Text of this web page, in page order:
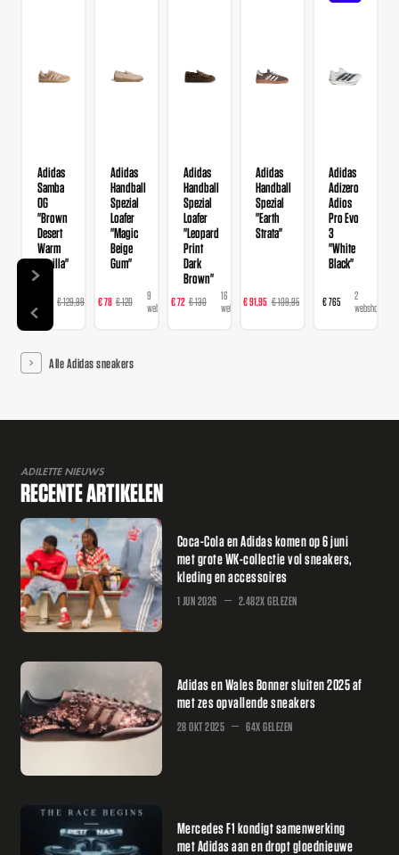
Adidas
Samba
OG
"Brown
Desert
Warm
Vanilla"
€ 129,99
14
webshops
Adidas
Handball
Spezial
Loafer
"Magic
Beige
Gum"
€ 78 € 120
9
webshops
Adidas
Handball
Spezial
Loafer
"Leopard
Print
Dark
Brown"
€ 72 € 130
16
webshops
Adidas
Handball
Spezial
"Earth
Strata"
€ 91,95 € 109,95
webshops
Adidas
Adizero
Adios
Pro Evo
3
"White
Black"
€ 765
2
webshops
Alle Adidas sneakers
ADILETTE NIEUWS
RECENTE ARTIKELEN
Coca-Cola en Adidas komen op 6 juni
met grote WK-collectie vol sneakers,
kleding en accessoires
1 JUN 2026 2.482X GELEZEN
Adidas en Wales Bonner sluiten 2025 af
met zes opvallende sneakers
28 OKT 2025 64X GELEZEN
Mercedes F1 kondigt samenwerking
met Adidas aan en dropt gloednieuwe